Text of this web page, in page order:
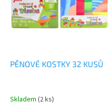
PĚNOVÉ KOSTKY 32 KUSŮ
Skladem (2 ks)